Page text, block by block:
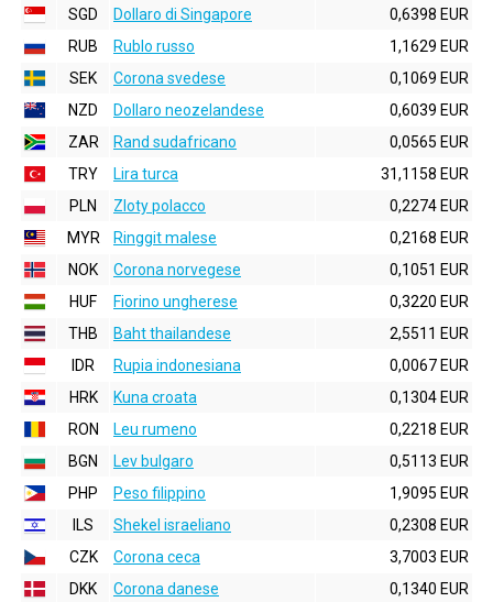
SGD
Dollaro di Singapore
0,6398 EUR
RUB
Rublo russo
1,1629 EUR
SEK
Corona svedese
0,1069 EUR
NZD
Dollaro neozelandese
0,6039 EUR
ZAR
Rand sudafricano
0,0565 EUR
TRY
Lira turca
31,1158 EUR
PLN
Zloty polacco
0,2274 EUR
MYR
Ringgit malese
0,2168 EUR
NOK
Corona norvegese
0,1051 EUR
HUF
Fiorino ungherese
0,3220 EUR
THB
Baht thailandese
2,5511 EUR
IDR
Rupia indonesiana
0,0067 EUR
HRK
Kuna croata
0,1304 EUR
RON
Leu rumeno
0,2218 EUR
BGN
Lev bulgaro
0,5113 EUR
PHP
Peso filippino
1,9095 EUR
ILS
Shekel israeliano
0,2308 EUR
CZK
Corona ceca
3,7003 EUR
DKK
Corona danese 0,1340 EUR